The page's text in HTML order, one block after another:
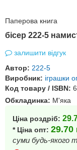
Паперова книга
бісер 222-5
залишити відгук
Автор: 222-5
Виробник: іграшки
Код товару / ISBN:
Обкладинка: М'яка
Ціна роздріб:
* Ціна опт: 29.70
суми будь-якого